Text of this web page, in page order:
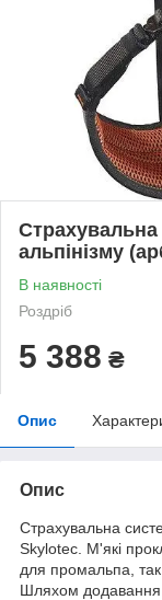
альпінізму
В наявності
Роздріб
5 388 ₴
Опис
Опис
Страхувальна
Skylotec. М'які
для промальпа, так
Шляхом додавання